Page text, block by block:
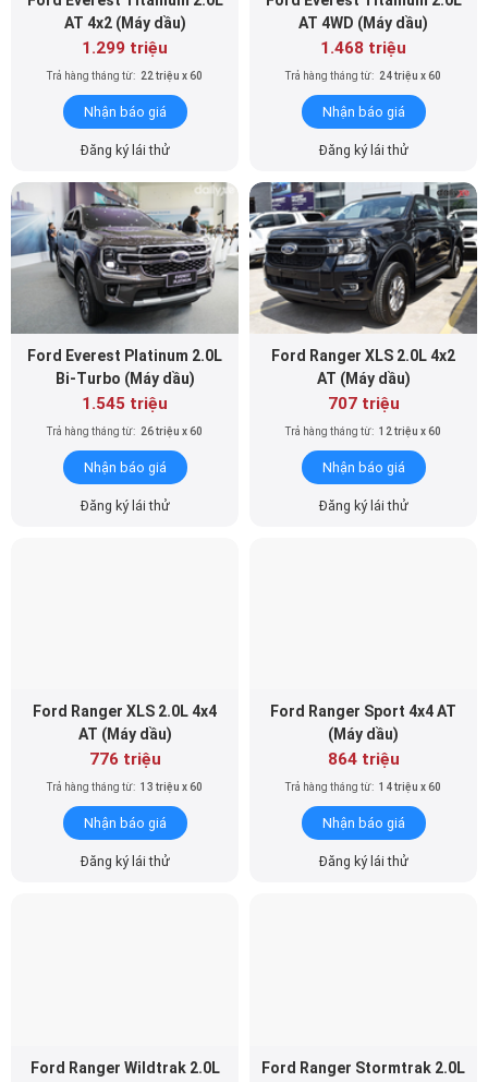
AT 4x2 (Máy dầu)
1.299 triệu
Trả hàng tháng từ: 22 triệu x 60
Nhận báo giá
Đăng ký lái thử
AT 4WD (Máy dầu)
1.468 triệu
Trả hàng tháng từ: 24 triệu x 60
Nhận báo giá
Đăng ký lái thử
Ford Everest Platinum 2.0L
Bi-Turbo (Máy dầu)
1.545 triệu
Trả hàng tháng từ: 26 triệu x 60
Nhận báo giá
Đăng ký lái thử
Ford Ranger XLS 2.0L 4x2
AT (Máy dầu)
707 triệu
Trả hàng tháng từ: 12 triệu x 60
Nhận báo giá
Đăng ký lái thử
Ford Ranger XLS 2.0L 4x4
AT (Máy dầu)
776 triệu
Trả hàng tháng từ: 13 triệu x 60
Nhận báo giá
Đăng ký lái thử
Ford Ranger Sport 4x4 AT
(Máy dầu)
864 triệu
Trả hàng tháng từ: 14 triệu x 60
Nhận báo giá
Đăng ký lái thử
Ford Ranger Wildtrak 2.0L
Ford Ranger Stormtrak 2.0L